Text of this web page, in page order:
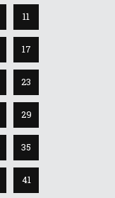
11
17
23
29
35
41